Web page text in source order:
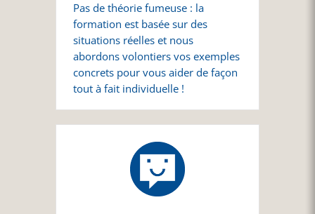
Pas de théorie fumeuse : la
formation est basée sur des
situations réelles et nous
abordons volontiers vos exemples
concrets pour vous aider de façon
tout à fait individuelle !